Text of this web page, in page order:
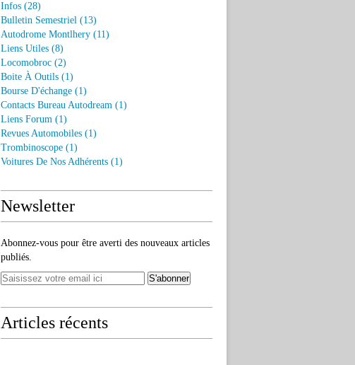
Infos (28)
Bulletin Semestriel (13)
Autodrome Montlhery (11)
Liens Utiles (8)
Locomobroc (2)
Boite À Outils (1)
Bourse D'échange (1)
Contacts Bureau Autodream (1)
Liens Forum (1)
Revues Automobiles (1)
Trombinoscope (1)
Voitures De Nos Adhérents (1)
Newsletter
Abonnez-vous pour être averti des nouveaux articles
publiés.
Articles récents